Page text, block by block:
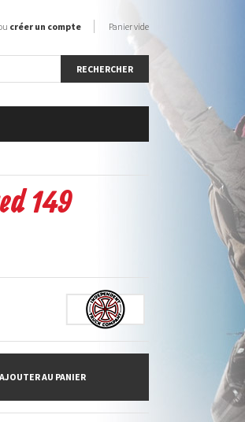
créer un compte Panier vide
149
AJOUTER AU PANIER